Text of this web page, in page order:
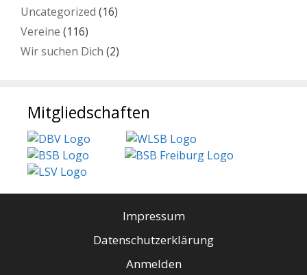
Uncategorized (16)
Vereine (116)
Wir suchen Dich (2)
Mitgliedschaften
Impressum
Datenschutzerklärung
Anmelden